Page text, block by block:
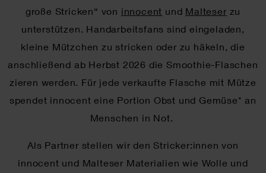
große Stricken“ von innocent und Malteser zu
unterstützen. Handarbeitsfans sind eingeladen,
kleine Mützchen zu stricken oder zu häkeln, die
anschließend ab Herbst 2026 die Smoothie-Flaschen
zieren werden. Für jede verkaufte Flasche mit Mütze
spendet innocent eine Portion Obst und Gemüse* an
Menschen in Not.
Als Partner stellen wir den Stricker:innen von
innocent und Malteser Materialien wie Wolle und